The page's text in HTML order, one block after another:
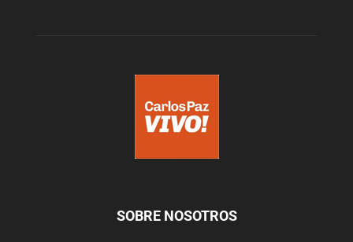
SOBRE NOSOTROS